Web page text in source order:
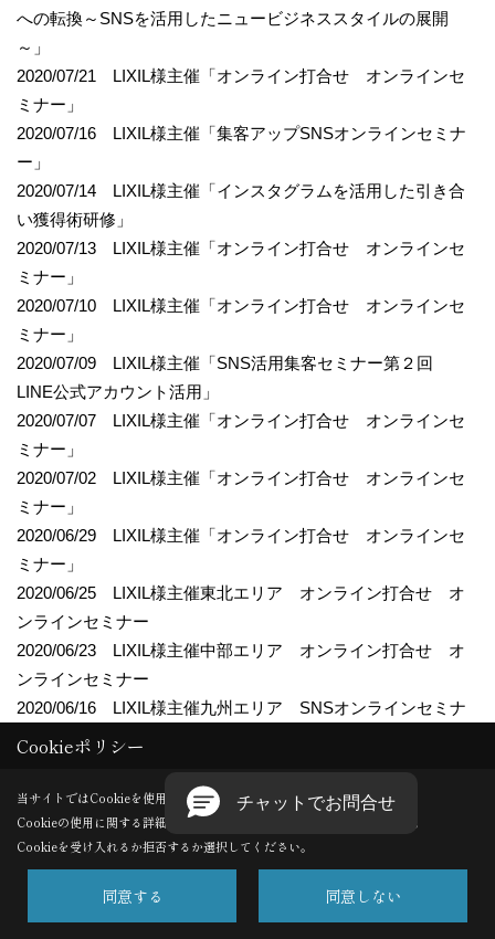
への転換～SNSを活用したニュービジネススタイルの展開
～」
2020/07/21 LIXIL様主催「オンライン打合せ オンラインセ
ミナー」
2020/07/16 LIXIL様主催「集客アップSNSオンラインセミナ
ー」
2020/07/14 LIXIL様主催「インスタグラムを活用した引き合
い獲得術研修」
2020/07/13 LIXIL様主催「オンライン打合せ オンラインセ
ミナー」
2020/07/10 LIXIL様主催「オンライン打合せ オンラインセ
ミナー」
2020/07/09 LIXIL様主催「SNS活用集客セミナー第２回
LINE公式アカウント活用」
2020/07/07 LIXIL様主催「オンライン打合せ オンラインセ
ミナー」
2020/07/02 LIXIL様主催「オンライン打合せ オンラインセ
ミナー」
2020/06/29 LIXIL様主催「オンライン打合せ オンラインセ
ミナー」
2020/06/25 LIXIL様主催東北エリア オンライン打合せ オ
ンラインセミナー
2020/06/23 LIXIL様主催中部エリア オンライン打合せ オ
ンラインセミナー
2020/06/16 LIXIL様主催九州エリア SNSオンラインセミナ
ー
ンラインセミナー
2020/06/08 LIXIL様主催中四国エリア オンライン打合せ
オンラインセミナー
オンラインセミナー
Cookieポリシー
当サイトではCookieを使用します。
Cookieの使用に関する詳細は 「プライバシーポリシー
」をご覧ください。
Cookieを受け入れるか拒否するか選択してください。
同意する 同意しない